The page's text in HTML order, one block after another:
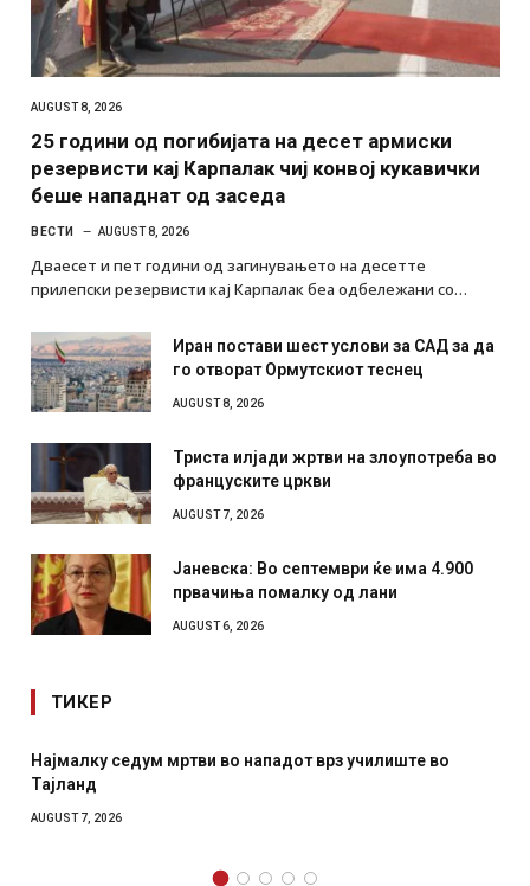
AUGUST 8, 2026
25 години од погибијата на десет армиски
резервисти кај Карпалак чиј конвој кукавички
беше нападнат од заседа
ВЕСТИ AUGUST 8, 2026
Дваесет и пет години од загинувањето на десетте
прилепски резервисти кај Карпалак беа одбележани со…
Иран постави шест услови за САД за да
го отворат Ормутскиот теснец
AUGUST 8, 2026
Триста илјади жртви на злоупотреба во
француските цркви
AUGUST 7, 2026
Јаневска: Во септември ќе има 4.900
првачиња помалку од лани
AUGUST 6, 2026
ТИКЕР
Најмалку седум мртви во нападот врз училиште во
Тајланд
AUGUST 7, 2026